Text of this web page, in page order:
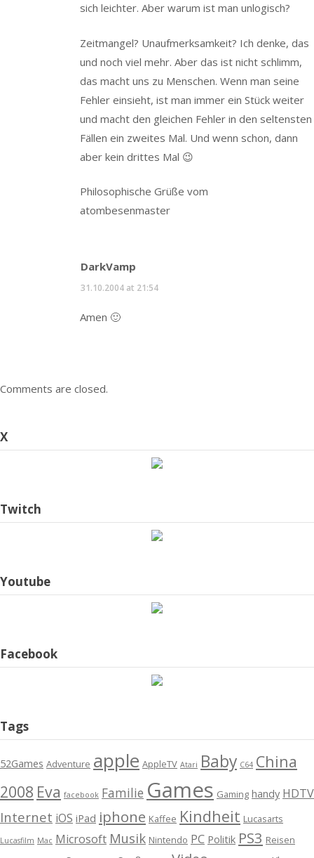
sich leichter. Aber warum ist man unlogisch?
Zeitmangel? Unaufmerksamkeit? Ich denke, das
und noch viel mehr. Aber das ist nicht schlimm,
das macht uns zu Menschen. Wenn man seine
Fehler einsieht, ist man immer ein Stück weiter
und macht den gleichen Fehler in den seltensten
Fällen ein zweites Mal. Und wenn schon, dann
aber kein drittes Mal 😉
Philosophische Grüße vom
atombesenmaster
DarkVamp
31.10.2004 at 21:54
Amen 🙂
Comments are closed.
X
Twitch
Youtube
Facebook
Tags
52Games Adventure apple AppleTV Atari Baby C64 China
2008 Eva facebook Familie Games Gaming handy HDTV
Internet iOS iPad iphone Kaffee Kindheit Lucasarts
Lucasfilm Mac Microsoft Musik Nintendo PC Politik PS3 Reisen